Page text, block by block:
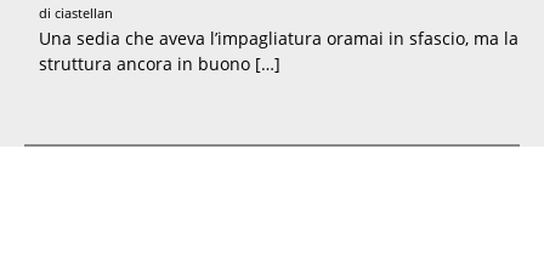
di ciastellan
Una sedia che aveva l’impagliatura oramai in sfascio, ma la
struttura ancora in buono […]